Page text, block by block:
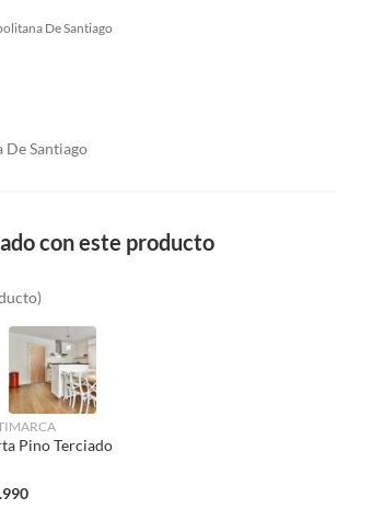
De Santiago
Santiago
con este producto
Pino Terciado